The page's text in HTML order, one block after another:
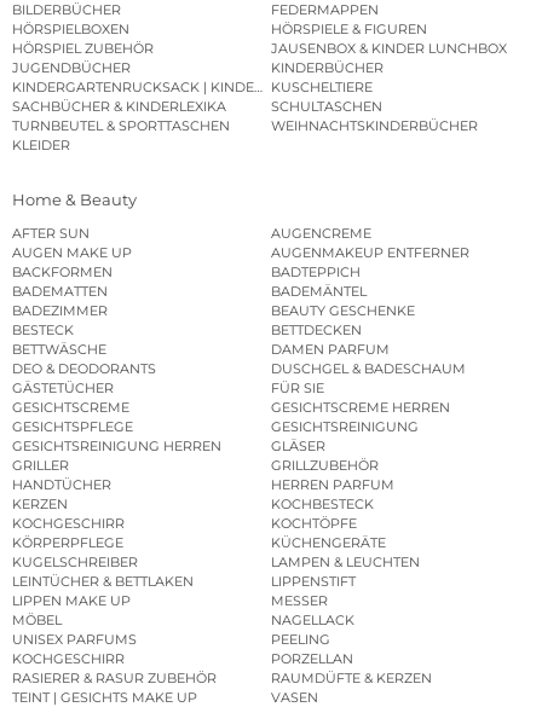
BILDERBÜCHER
FEDERMAPPEN
HÖRSPIELBOXEN
HÖRSPIELE & FIGUREN
HÖRSPIEL ZUBEHÖR
JAUSENBOX & KINDER LUNCHBOX
JUGENDBÜCHER
KINDERBÜCHER
KINDERGARTENRUCKSACK | KINDERGARTENBEUTEL
KUSCHELTIERE
SACHBÜCHER & KINDERLEXIKA
SCHULTASCHEN
TURNBEUTEL & SPORTTASCHEN
WEIHNACHTSKINDERBÜCHER
KLEIDER
Home & Beauty
AFTER SUN
AUGENCREME
AUGEN MAKE UP
AUGENMAKEUP ENTFERNER
BACKFORMEN
BADTEPPICH
BADEMATTEN
BADEMÄNTEL
BADEZIMMER
BEAUTY GESCHENKE
BESTECK
BETTDECKEN
BETTWÄSCHE
DAMEN PARFUM
DEO & DEODORANTS
DUSCHGEL & BADESCHAUM
GÄSTETÜCHER
FÜR SIE
GESICHTSCREME
GESICHTSCREME HERREN
GESICHTSPFLEGE
GESICHTSREINIGUNG
GESICHTSREINIGUNG HERREN
GLÄSER
GRILLER
GRILLZUBEHÖR
HANDTÜCHER
HERREN PARFUM
KERZEN
KOCHBESTECK
KOCHGESCHIRR
KOCHTÖPFE
KÖRPERPFLEGE
KÜCHENGERÄTE
KUGELSCHREIBER
LAMPEN & LEUCHTEN
LEINTÜCHER & BETTLAKEN
LIPPENSTIFT
LIPPEN MAKE UP
MESSER
MÖBEL
NAGELLACK
UNISEX PARFUMS
PEELING
KOCHGESCHIRR
PORZELLAN
RASIERER & RASUR ZUBEHÖR
RAUMDÜFTE & KERZEN
TEINT | GESICHTS MAKE UP
VASEN